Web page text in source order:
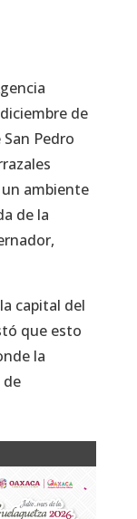
de
Pedro
ambiente
de la
capital del
que esto
la
de